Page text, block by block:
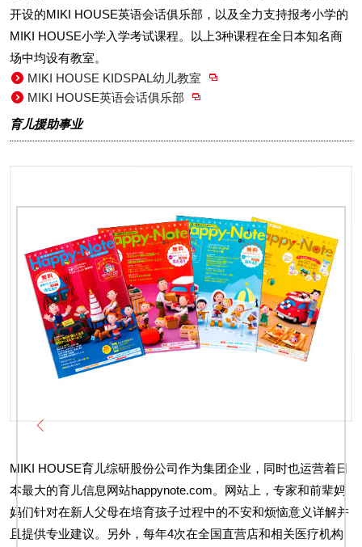
开设的MIKI HOUSE英语会话俱乐部，以及全力支持报考小学的
MIKI HOUSE小学入学考试课程。以上3种课程在全日本知名商
场中均设有教室。
MIKI HOUSE KIDSPAL幼儿教室
MIKI HOUSE英语会话俱乐部
育儿援助事业
MIKI HOUSE育儿综研股份公司作为集团企业，同时也运营着日
本最大的育儿信息网站happynote.com。网站上，专家和前辈妈
妈们针对在新人父母在培育孩子过程中的不安和烦恼意义详解并
且提供专业建议。另外，每年4次在全国直营店和相关医疗机构